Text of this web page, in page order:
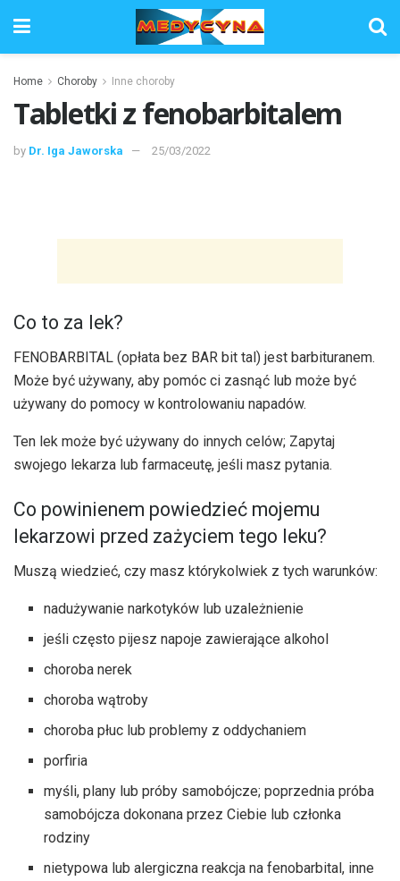
Home Choroby Inne choroby
Tabletki z fenobarbitalem
by Dr. Iga Jaworska 25/03/2022
Co to za lek?
FENOBARBITAL (opłata bez BAR bit tal) jest barbituranem.
Może być używany, aby pomóc ci zasnąć lub może być
używany do pomocy w kontrolowaniu napadów.
Ten lek może być używany do innych celów; Zapytaj
swojego lekarza lub farmaceutę, jeśli masz pytania.
Co powinienem powiedzieć mojemu
lekarzowi przed zażyciem tego leku?
Muszą wiedzieć, czy masz którykolwiek z tych warunków:
nadużywanie narkotyków lub uzależnienie
jeśli często pijesz napoje zawierające alkohol
choroba nerek
choroba wątroby
choroba płuc lub problemy z oddychaniem
porfiria
myśli, plany lub próby samobójcze; poprzednia próba
samobójcza dokonana przez Ciebie lub członka
rodziny
nietypowa lub alergiczna reakcja na fenobarbital, inne